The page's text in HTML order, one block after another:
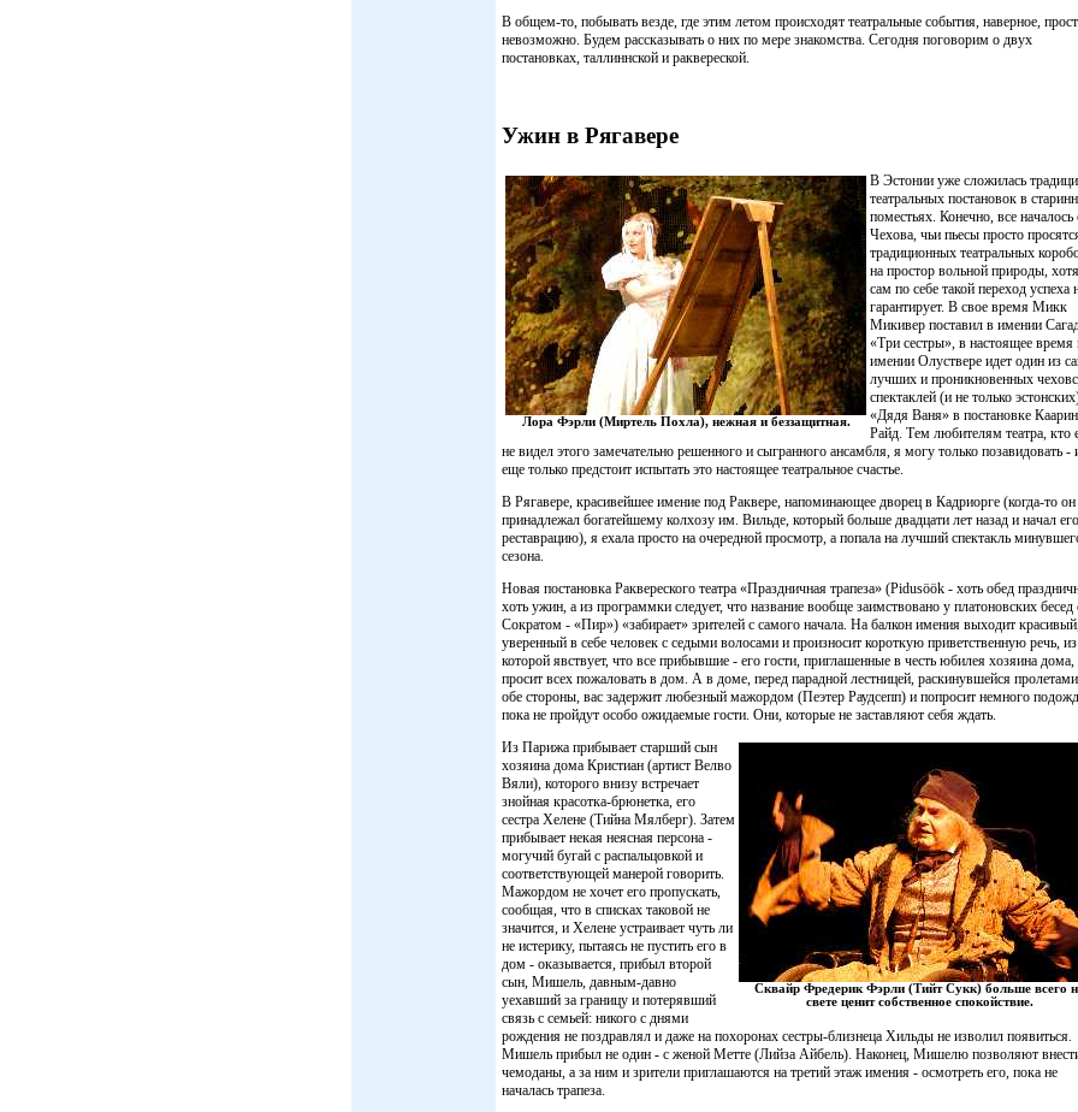
В общем-то, побывать везде, где этим летом происходят театральные события, наверное,
невозможно. Будем рассказывать о них по мере знакомства. Сегодня поговорим о двух
постановках, таллиннской и раквереской.
Ужин в Рягавере
Лора Фэрли (Миртель Похла), нежная и беззащитная.
В Эстонии уже сложилась
театральных постановок в
поместьях. Конечно, все началось
Чехова, чьи пьесы просто
традиционных театральных
на простор вольной природы, хотя
сам по себе такой переход успеха
гарантирует. В свое время Микк
Микивер поставил в имении
«Три сестры», в настоящее время
имении Олуствере идет один из
лучших и проникновенных
спектаклей (и не только
«Дядя Ваня» в постановке Каарин
Райд. Тем любителям театра, кто
не видел этого замечательно решенного и сыгранного ансамбля, я могу только позавидовать -
еще только предстоит испытать это настоящее театральное счастье.
В Рягавере, красивейшее имение под Раквере, напоминающее дворец в Кадриорге (когда-то он
принадлежал богатейшему колхозу им. Вильде, который больше двадцати лет назад и начал его
реставрацию), я ехала просто на очередной просмотр, а попала на лучший спектакль
сезона.
Новая постановка Раквереского театра «Праздничная трапеза» (Pidusöök - хоть обед
хоть ужин, а из программки следует, что название вообще заимствовано у платоновских бесед
Сократом - «Пир») «забирает» зрителей с самого начала. На балкон имения выходит красивый,
уверенный в себе человек с седыми волосами и произносит короткую приветственную речь, из
которой явствует, что все прибывшие - его гости, приглашенные в честь юбилея хозяина
просит всех пожаловать в дом. А в доме, перед парадной лестницей, раскинувшейся
обе стороны, вас задержит любезный мажордом (Пеэтер Раудсепп) и попросит немного
пока не пройдут особо ожидаемые гости. Они, которые не заставляют себя ждать.
Сквайр Фредерик Фэрли (Тийт Сукк) больше всего
свете ценит собственное спокойствие.
Из Парижа прибывает старший сын
хозяина дома Кристиан (артист Велво
Вяли), которого внизу встречает
знойная красотка-брюнетка, его
сестра Хелене (Тийна Мялберг). Затем
прибывает некая неясная персона -
могучий бугай с распальцовкой и
соответствующей манерой говорить.
Мажордом не хочет его пропускать,
сообщая, что в списках таковой не
значится, и Хелене устраивает чуть ли
не истерику, пытаясь не пустить его в
дом - оказывается, прибыл второй
сын, Мишель, давным-давно
уехавший за границу и потерявший
связь с семьей: никого с днями
рождения не поздравлял и даже на похоронах сестры-близнеца Хильды не изволил появиться.
Мишель прибыл не один - с женой Метте (Лийза Айбель). Наконец, Мишелю позволяют
чемоданы, а за ним и зрители приглашаются на третий этаж имения - осмотреть его, пока не
началась трапеза.